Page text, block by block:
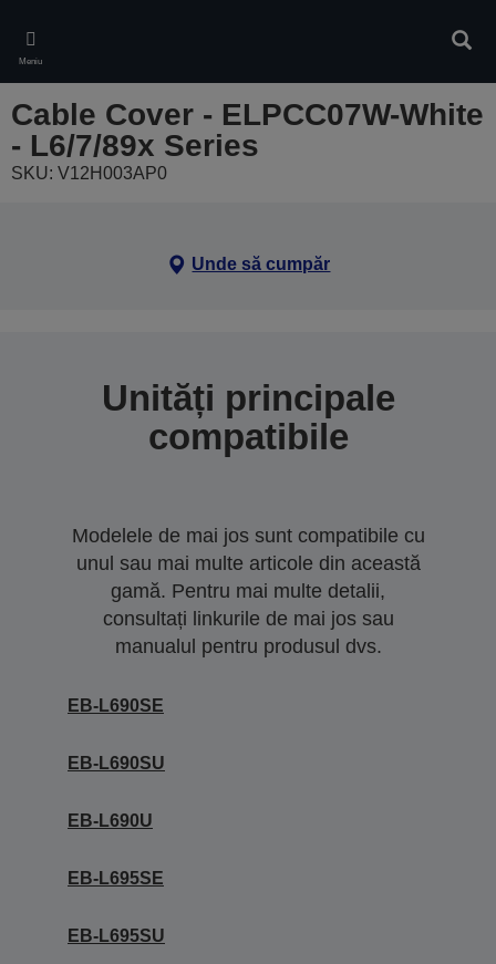
main
content
Meniu
Cable Cover - ELPCC07W-White
- L6/7/89x Series
SKU: V12H003AP0
Unde să cumpăr
Unități principale
compatibile
Modelele de mai jos sunt compatibile cu
unul sau mai multe articole din această
gamă. Pentru mai multe detalii,
consultați linkurile de mai jos sau
manualul pentru produsul dvs.
EB-L690SE
EB-L690SU
EB-L690U
EB-L695SE
EB-L695SU